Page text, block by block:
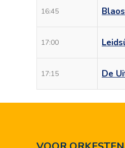
16:45
17:00
17:15 De